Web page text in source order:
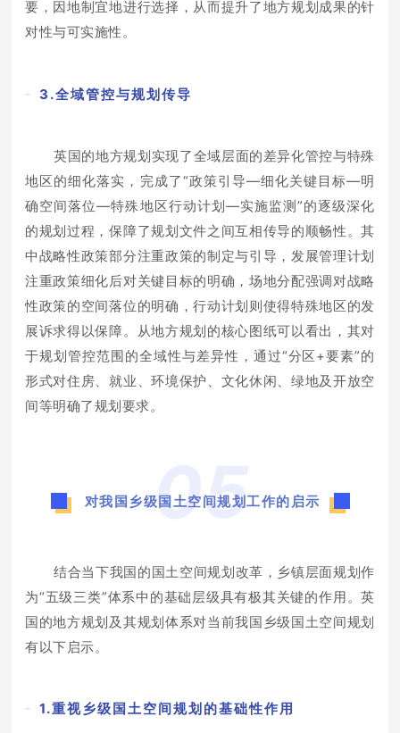
要，因地制宜地进行选择，从而提升了地方规划成果的针
对性与可实施性。
3.全域管控与规划传导
英国的地方规划实现了全域层面的差异化管控与特殊
地区的细化落实，完成了“政策引导—细化关键目标—明
确空间落位—特殊地区行动计划—实施监测”的逐级深化
的规划过程，保障了规划文件之间互相传导的顺畅性。其
中战略性政策部分注重政策的制定与引导，发展管理计划
注重政策细化后对关键目标的明确，场地分配强调对战略
性政策的空间落位的明确，行动计划则使得特殊地区的发
展诉求得以保障。从地方规划的核心图纸可以看出，其对
于规划管控范围的全域性与差异性，通过“分区+要素”的
形式对住房、就业、环境保护、文化休闲、绿地及开放空
间等明确了规划要求。
05
对我国乡级国土空间规划工作的启示
结合当下我国的国土空间规划改革，乡镇层面规划作
为“五级三类”体系中的基础层级具有极其关键的作用。英
国的地方规划及其规划体系对当前我国乡级国土空间规划
有以下启示。
1.重视乡级国土空间规划的基础性作用